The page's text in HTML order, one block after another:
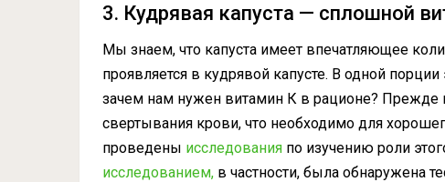
3. Кудрявая капуста — сплошной
Мы знаем, что капуста имеет впечатляющее
проявляется в кудрявой капусте. В одной
зачем нам нужен витамин К в рационе? Прежде
свертывания крови, что необходимо для
проведены исследования по изучению роли
исследованием, в частности, была обнаружена